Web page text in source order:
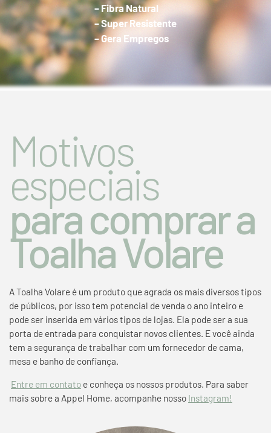
– Fibra Natural
– Super Resistente
– Gera Empregos
Motivos
especiais
para comprar a
Toalha Volare
A Toalha Volare é um produto que agrada os mais diversos tipos
de públicos, por isso tem potencial de venda o ano inteiro e
pode ser inserida em vários tipos de lojas. Ela pode ser a sua
porta de entrada para conquistar novos clientes. E você ainda
tem a segurança de trabalhar com um fornecedor de cama,
mesa e banho de confiança.
Entre em contato e conheça os nossos produtos. Para saber
mais sobre a Appel Home, acompanhe nosso Instagram!